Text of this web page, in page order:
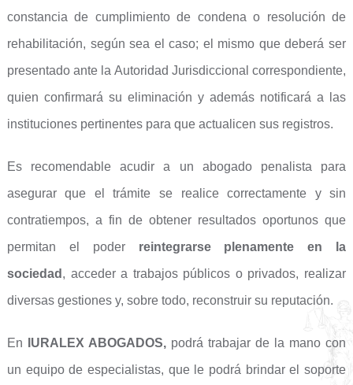
constancia de cumplimiento de condena o resolución de
rehabilitación, según sea el caso; el mismo que deberá ser
presentado ante la Autoridad Jurisdiccional correspondiente,
quien confirmará su eliminación y además notificará a las
instituciones pertinentes para que actualicen sus registros.
Es recomendable acudir a un abogado penalista para
asegurar que el trámite se realice correctamente y sin
contratiempos, a fin de obtener resultados oportunos que
permitan el poder reintegrarse plenamente en la
sociedad , acceder a trabajos públicos o privados, realizar
diversas gestiones y, sobre todo, reconstruir su reputación.
En IURALEX ABOGADOS, podrá trabajar de la mano con
un equipo de especialistas, que le podrá brindar el soporte